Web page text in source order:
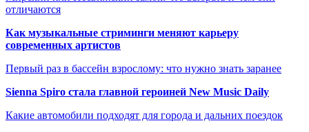
отличаются
Как музыкальные стриминги меняют карьеру
современных артистов
Первый раз в бассейн взрослому: что нужно знать заранее
Sienna Spiro стала главной героиней New Music Daily
Какие автомобили подходят для города и дальних поездок